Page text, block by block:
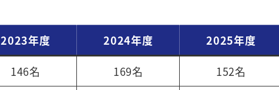
2023年度 2024年度 2025年度
146名 169名
152名